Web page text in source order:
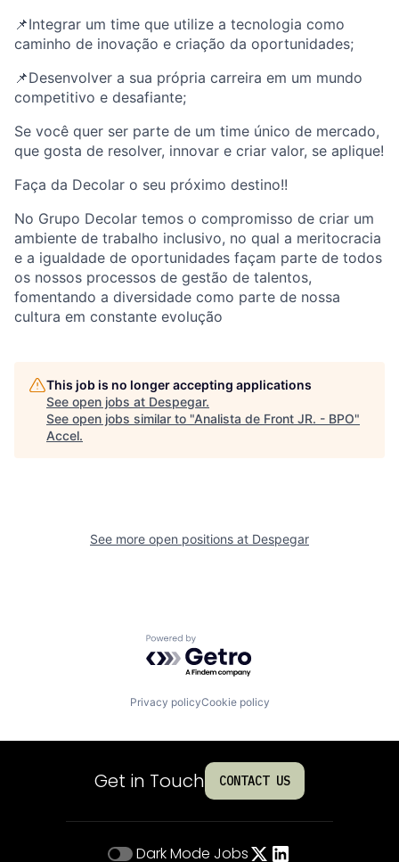
📌Integrar um time que utilize a tecnologia como
caminho de inovação e criação da oportunidades;
📌Desenvolver a sua própria carreira em um mundo
competitivo e desafiante;
Se você quer ser parte de um time único de mercado,
que gosta de resolver, innovar e criar valor, se aplique!
Faça da Decolar o seu próximo destino!!
No Grupo Decolar temos o compromisso de criar um
ambiente de trabalho inclusivo, no qual a meritocracia
e a igualdade de oportunidades façam parte de todos
os nossos processos de gestão de talentos,
fomentando a diversidade como parte de nossa
cultura em constante evolução
This job is no longer accepting applications
See open jobs at Despegar.
See open jobs similar to "Analista de Front JR. - BPO"
Accel.
See more open positions at Despegar
Powered by Getro.com
Privacy policyCookie policy
Get in Touch CONTACT US
Dark Mode Jobs